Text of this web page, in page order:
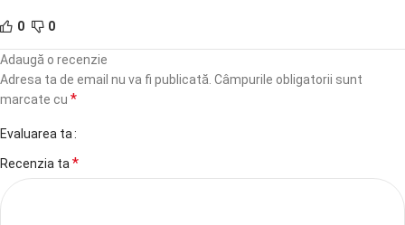
0 0
Adaugă o recenzie
Adresa ta de email nu va fi publicată. Câmpurile obligatorii sunt
marcate cu *
Evaluarea ta
Recenzia ta *